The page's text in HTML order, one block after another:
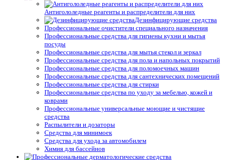
Антигололедные реагенты и распределители для них
Дезинфицирующие средства
Профессиональные очистители специального назначения
Профессиональные средства для гигиены кухни и мытья
посуды
Профессиональные средства для мытья стекол и зеркал
Профессиональные средства для пола и напольных покрытий
Профессиональные средства для поломоечных машин
Профессиональные средства для сантехнических помещений
Профессиональные средства для стирки
Профессиональные средства по уходу за мебелью, кожей и
коврами
Профессиональные универсальные моющие и чистящие
средства
Распылители и дозаторы
Средства для минимоек
Средства для ухода за автомобилем
Химия для бассейнов